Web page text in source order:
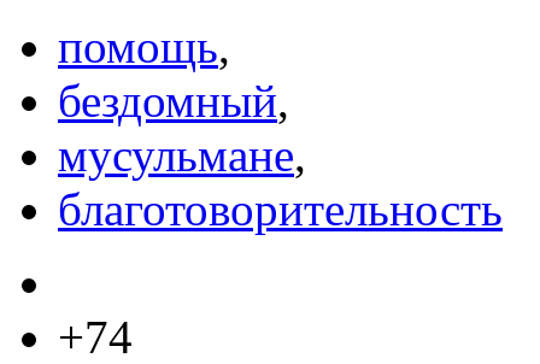
помощь,
бездомный,
мусульмане,
благотоворительность
+74